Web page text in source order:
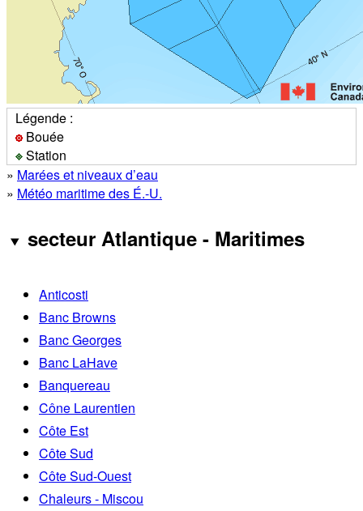
Légende :
Bouée
Station
» Marées et niveaux d’eau
» Météo maritime des É.-U.
secteur Atlantique - Maritimes
Anticosti
Banc Browns
Banc Georges
Banc LaHave
Banquereau
Cône Laurentien
Côte Est
Côte Sud
Côte Sud-Ouest
Chaleurs - Miscou